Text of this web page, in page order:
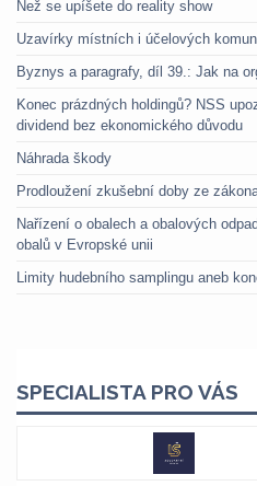
Než se upíšete do reality show
Uzavírky místních i účelových
Byznys a paragrafy, díl 39.: Jak na
Konec prázdných holdingů? NSS
dividend bez ekonomického důvodu
Náhrada škody
Prodloužení zkušební doby ze
Nařízení o obalech a obalových
obalů v Evropské unii
Limity hudebního samplingu aneb